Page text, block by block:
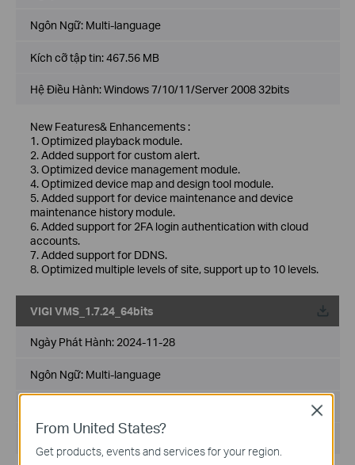
Ngôn Ngữ: Multi-language
Kích cỡ tập tin:467.56 MB
Hệ Điều Hành: Windows 7/10/11/Server 2008 32bits
New Features& Enhancements :
1. Optimized playback module.
2. Added support for custom alert.
3. Optimized device management module.
4. Optimized device map and design tool module.
5. Added support for device maintenance and device
maintenance history module.
6. Added support for 2FA login authentication with cloud
accounts.
7. Added support for DDNS.
8. Optimized multiple levels of site, support up to 10 levels.
VIGI VMS_1.7.24_64bits
Về
Ngày Phát Hành: 2024-11-28
Ngôn Ngữ: Multi-language
From United States?
Get products, events and services for your region.
Close